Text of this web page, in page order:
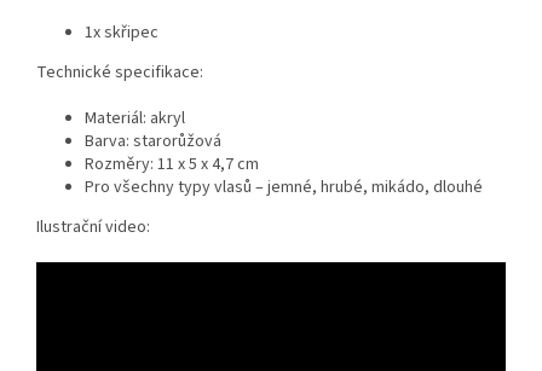
1x skřipec
Technické specifikace:
Materiál: akryl
Barva: starorůžová
Rozměry: 11 x 5 x 4,7 cm
Pro všechny typy vlasů – jemné, hrubé, mikádo, dlouhé
Ilustrační video: